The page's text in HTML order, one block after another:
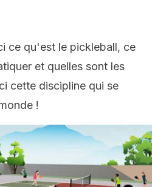
ce qu'est le pickleball, ce
et quelles sont les
cette discipline qui se
!